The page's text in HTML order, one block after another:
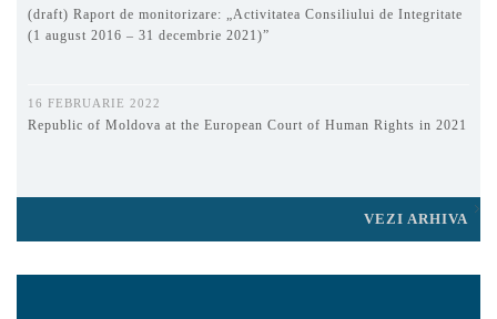
(draft) Raport de monitorizare: „Activitatea Consiliului de Integritate
(1 august 2016 – 31 decembrie 2021)”
16 FEBRUARIE 2022
Republic of Moldova at the European Court of Human Rights in 2021
VEZI ARHIVA